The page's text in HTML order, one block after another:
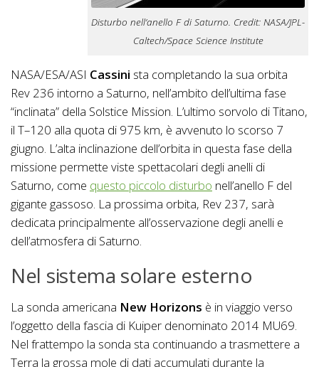
Disturbo nell’anello F di Saturno. Credit: NASA/JPL-
Caltech/Space Science Institute
NASA/ESA/ASI Cassini sta completando la sua orbita
Rev 236 intorno a Saturno, nell’ambito dell’ultima fase
“inclinata” della Solstice Mission. L’ultimo sorvolo di Titano,
il T–120 alla quota di 975 km, è avvenuto lo scorso 7
giugno. L’alta inclinazione dell’orbita in questa fase della
missione permette viste spettacolari degli anelli di
Saturno, come questo piccolo disturbo nell’anello F del
gigante gassoso. La prossima orbita, Rev 237, sarà
dedicata principalmente all’osservazione degli anelli e
dell’atmosfera di Saturno.
Nel sistema solare esterno
La sonda americana New Horizons è in viaggio verso
l’oggetto della fascia di Kuiper denominato 2014 MU69.
Nel frattempo la sonda sta continuando a trasmettere a
Terra la grossa mole di dati accumulati durante la